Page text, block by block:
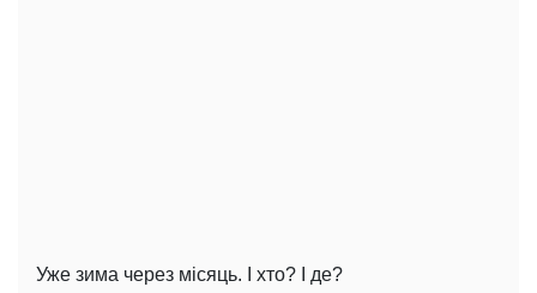
Уже зима через місяць. І хто? І де?